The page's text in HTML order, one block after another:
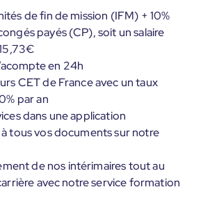
de fin de mission (IFM) + 10%
payés (CP), soit un salaire
en 24h
CET de France avec un taux
par an
dans une application
tous vos documents sur notre
de nos intérimaires tout au
avec notre service formation